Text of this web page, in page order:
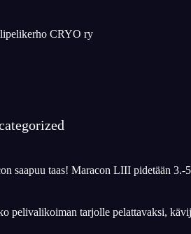
CRYO ry
saapuu taas! Maracon LIII pidetään
pelivalikoiman tarjolle pelattavaksi,